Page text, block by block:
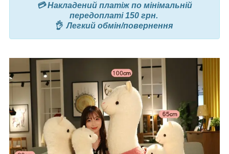
💳 Накладений платіж по мінімальній
передоплаті 150 грн.
👌 Легкий обмін/повернення